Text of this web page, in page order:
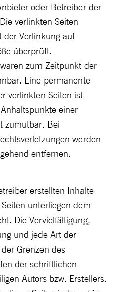
oder Betreiber der
verlinkten Seiten
Verlinkung auf
überprüft.
zum Zeitpunkt der
Eine permanente
verlinkten Seiten ist
einer
zumutbar. Bei
werden
entfernen.
erstellten Inhalte
unterliegen dem
Die Vervielfältigung,
und jede Art der
Grenzen des
der schriftlichen
Autors bzw. Erstellers.